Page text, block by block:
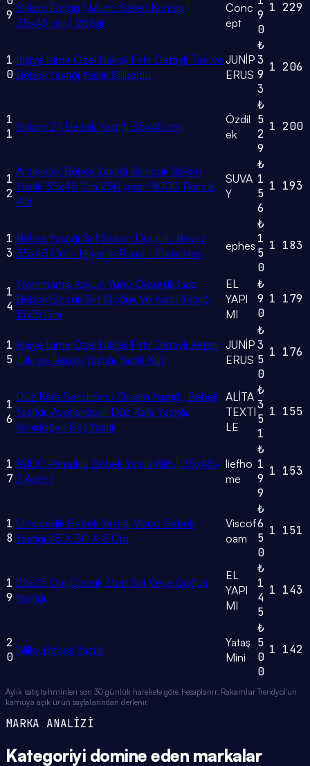
9 Silikon Dolgu | Micro Saten Kumaş |
35x45 cm | 255gr
Conc
ept
9
0
1 229
1
0
Kişiye İsime Özel Nakışlı Fırfır Detaylı Takı ve
Bebek Yastığı Yastık Silikonlu
JUNİP
ERUS
₺
3
9
3
1 206
1
1 Silikon 2'li Bebek Yastığı 35x45 cm
Özdil
ek
₺
5
2
9
1 200
1
2
Antialerjik Bebek Yastığı Boncuk Silikon
Yastık 35x45 Cm 250 gram %100 Pamuk
Kılıf
SUVA
Y
₺
1
5
6
1 193
1
3
Bebek Yastığı Saf Silikon Dolgulu Beyaz
35x45 Cm - Hijyenik Paket - Oeko-tex
ephes
₺
1
5
0
1 183
1
4
Yıkanmamış Koyun Yünü Öksürük Gaz
Bebek Çocuk Sırt Göğüs Ve Karın Yastığı
15x15 Cm
EL
YAPI
MI
₺
9
0
1 179
1
5
Kişiye İsime Özel Nakışlı Fırfır Detaylı Keten
Takı ve Bebek Yastığı Yastık Kılıfı
JUNİP
ERUS
₺
3
5
0
1 176
1
6
Düz Kafa Sendromu Önlem Yastığı, Bebek
Yastığı, Ayarlanabilir Düz Kafa Yastığı,
Yenidoğan Baş Yastık
ALİTA
TEXTI
LE
₺
3
5
1
1 155
1
7
%100 Pamuklu Bebek Yastık Kılıfı | 35x45 (
2 Adet )
liefho
me
₺
1
9
9
1 153
1
8
Ortopedik Bebek Yastığı Visco Bebek
Yastığı 45 X 30 X 8 Cm
Viscof
oam
₺
6
5
0
1 151
1
9
25x25 Cm Çocuk Ebat Sırt Veya Göğüs
Yastığı
EL
YAPI
MI
₺
1
4
5
1 143
2
0 Milky Bebek Yastık
Yataş
Mini
₺
5
0
0
1 142
Aylık satış tahminleri son 30 günlük harekete göre hesaplanır. Rakamlar Trendyol'un
kamuya açık ürün sayfalarından derlenir.
MARKA ANALİZİ
Kategoriyi domine eden markalar